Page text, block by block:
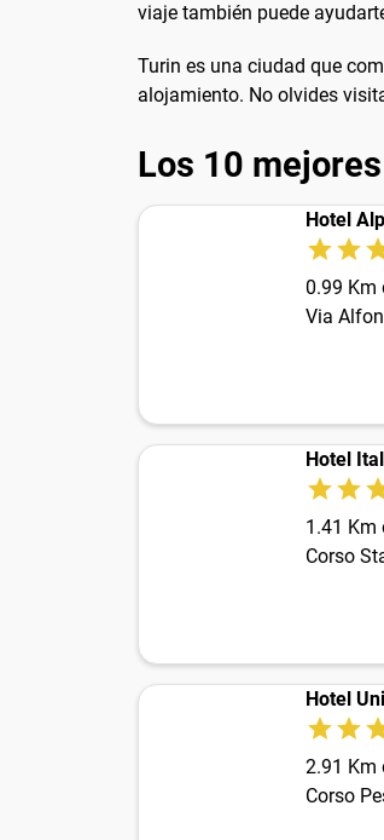
viaje también puede
Turin es una ciudad que
alojamiento. No olvides
Los 10
Hotel
0.99 Km
Via
Hotel
1.41 Km
Corso
Hotel
2.91 Km
Corso